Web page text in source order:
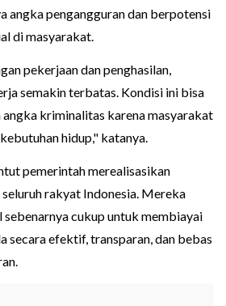
angka pengangguran dan berpotensi
di masyarakat.
pekerjaan dan penghasilan,
semakin terbatas. Kondisi ini bisa
kriminalitas karena masyarakat
hidup," katanya.
pemerintah merealisasikan
rakyat Indonesia. Mereka
cukup untuk membiayai
secara efektif, transparan, dan bebas